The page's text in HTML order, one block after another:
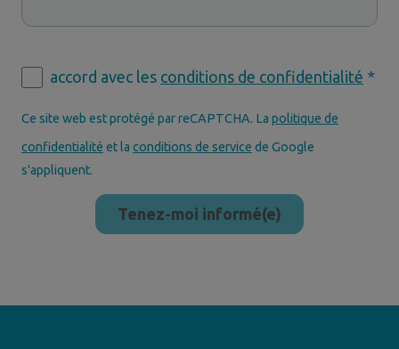
accord avec les conditions de confidentialité *
Ce site web est protégé par reCAPTCHA. La politique de
confidentialité et la conditions de service de Google
s'appliquent.